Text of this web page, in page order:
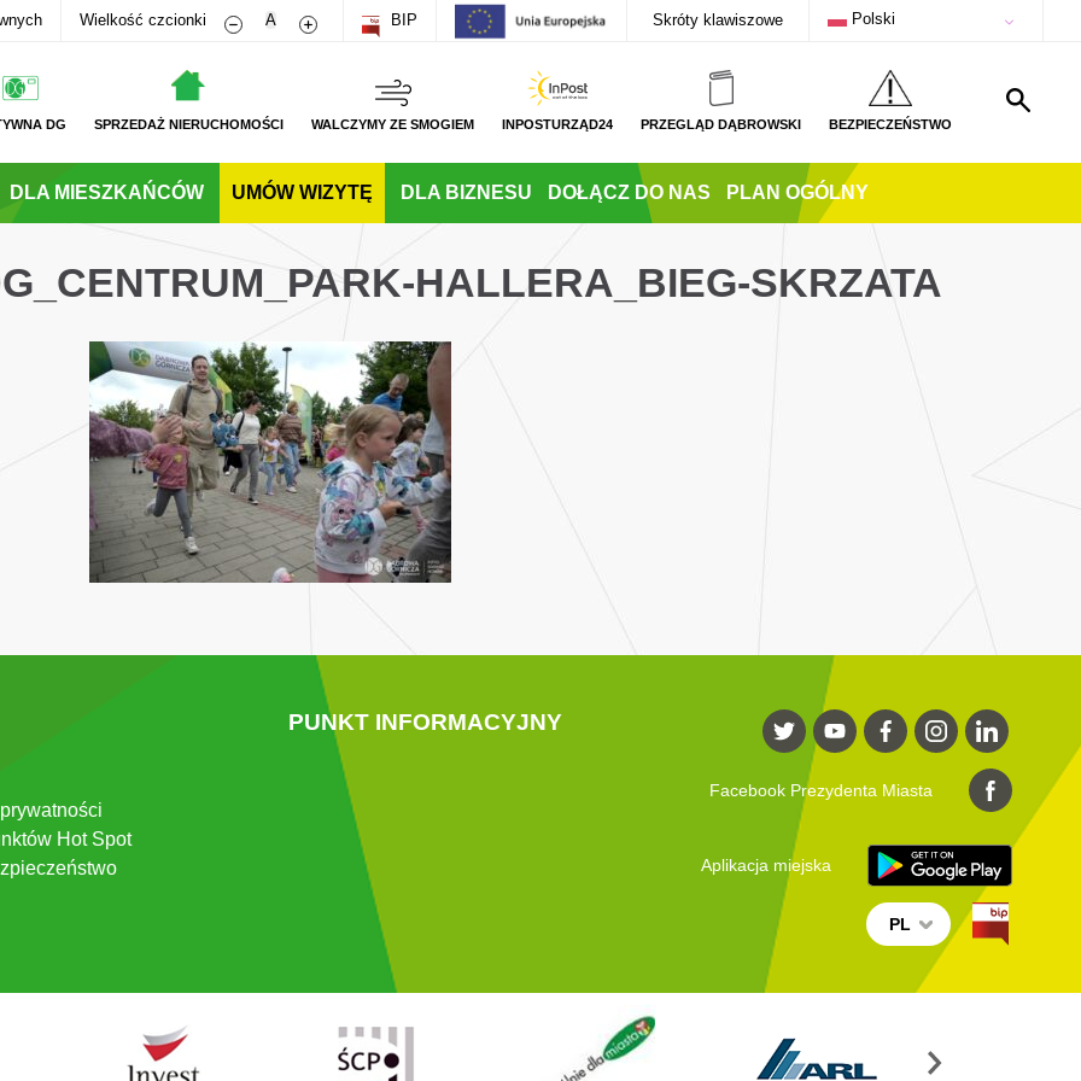
Wielkość czcionki Zmniejsz rozmiar czcionki
A Zwiększ rozmiar czcionki
BIP Skróty klawiszowe Polski
DG SPRZEDAŻ NIERUCHOMOŚCI WALCZYMY ZE SMOGIEM INPOSTURZĄD24 PRZEGLĄD DĄBROWSKI BEZPIECZEŃSTWO
DLA MIESZKAŃCÓW UMÓW WIZYTĘ DLA BIZNESU DOŁĄCZ DO NAS PLAN OGÓLNY
HALLERA_BIEG-SKRZATA
Hot Spot
PUNKT INFORMACYJNY
Facebook Prezydenta Miasta
Aplikacja miejska
PL